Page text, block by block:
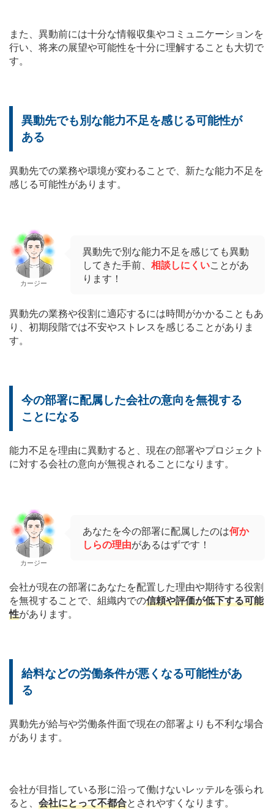
また、異動前には十分な情報収集やコミュニケーションを
行い、将来の展望や可能性を十分に理解することも大切で
す。
異動先でも別な能力不足を感じる可能性が
ある
異動先での業務や環境が変わることで、新たな能力不足を
感じる可能性があります。
カージー
異動先で別な能力不足を感じても異動
してきた手前、 相談しにくいことがあ
ります！
異動先の業務や役割に適応するには時間がかかることもあ
り、初期段階では不安やストレスを感じることがありま
す。
今の部署に配属した会社の意向を無視する
ことになる
能力不足を理由に異動すると、現在の部署やプロジェクト
に対する会社の意向が無視されることになります。
カージー
あなたを今の部署に配属したのは何か
しらの理由があるはずです！
会社が現在の部署にあなたを配置した理由や期待する役割
を無視することで、組織内での信頼や評価が低下する可能
性があります。
給料などの労働条件が悪くなる可能性があ
る
異動先が給与や労働条件面で現在の部署よりも不利な場合
があります。
会社が目指している形に沿って働けないレッテルを張られ
ると、 会社にとって不都合とされやすくなります。